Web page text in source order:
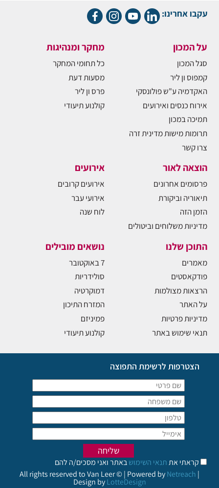
עקבו אחרינו:
על המכון
סגל המכון
קמפוס ון ליר
האקדמיה ע"ש פולונסקי
אירוח כנסים ואירועים
תמיכה במכון
תרומות מישות מדינית זרה
צרו קשר
מחקר ומנהיגות
כל תחומי המחקר
מסעות דעת
פרס ון ליר
קולנוע תיעודי
הוצאה לאור
פרסומים אחרונים
תיאוריה וביקורת
הזמן הזה
מדיניות משלוחים וביטולים
אירועים
אירועים קרובים
אירועי עבר
לוח שנה
התוכן שלנו
מאמרים
פודקאסטים
הרצאות מצולמות
על האתר
מדיניות פרטיות
תנאי שימוש באתר
נושאים מובילים
7 באוקטובר
סולידריות
דמוקרטיה
המזרח התיכון
פמיניזם
קולנוע תיעודי
הצטרפות לרשימת התפוצה
קראתי אתתנאי השימושבאתר ואני מסכים/ה להם
All rights reserved to Van Leer © | Powered byNetreach |
Design byLotteDesign